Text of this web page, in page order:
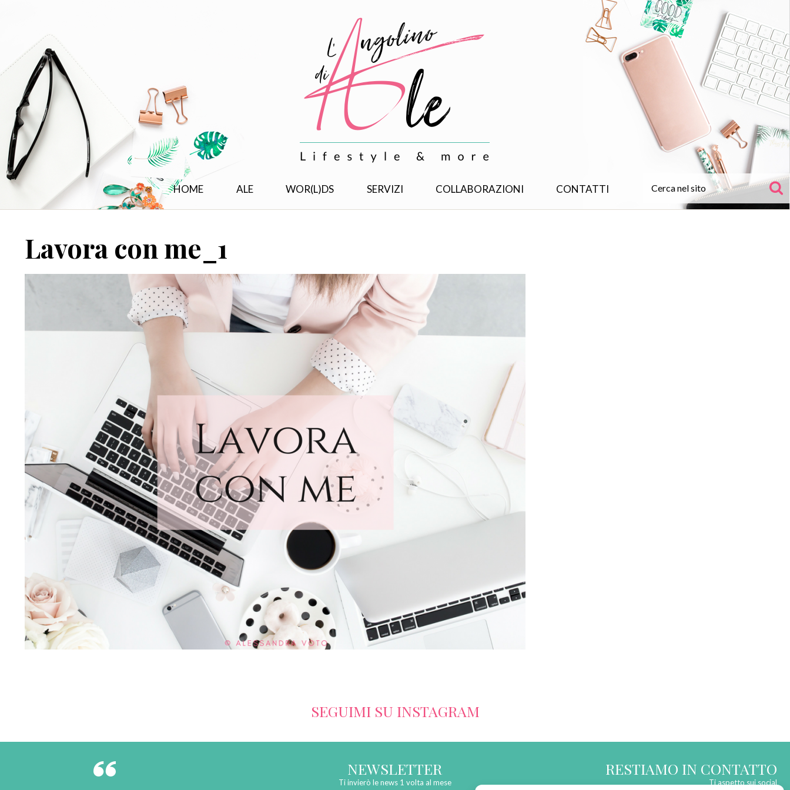
HOME ALE WOR(L)DS SERVIZI COLLABORAZIONI CONTATTI
Lavora con me_1
SEGUIMI SU INSTAGRAM
NEWSLETTER
Ti invierò le news 1 volta al mese
RESTIAMO IN CONTATTO
Ti aspetto sui social